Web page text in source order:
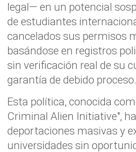
legal— en un potencial
de estudiantes
cancelados sus permisos
basándose en registros
sin verificación real de su
garantía de debido proceso.
Esta política, conocida
Criminal Alien Initiative",
deportaciones masivas y
universidades sin